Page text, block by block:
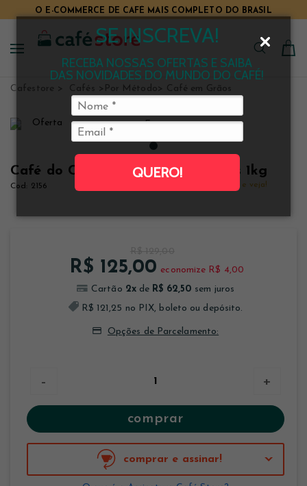
SE INSCREVA!
RECEBA NOSSAS OFERTAS E SAIBA
DAS NOVIDADES DO MUNDO DO CAFÉ!
QUERO!
TUDO PARA CAFÉ EM UM SÓ LUGAR
O E-COMMERCE DE CAFÉ MAIS COMPLETO DO BRASIL
Cafestore Cafés Por Método Café em Grãos
Café do Centro Gourmet em Grãos 1kg
2156 Clique e veja!
R$ 125,00 economize R$ 4,00
2x
R$ 62,50
R$ 121,25 no PIX, boleto ou depósito.
Opções de Parcelamento:
- +
comprar
comprar e assinar!